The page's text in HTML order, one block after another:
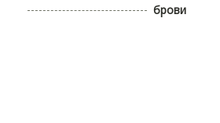
брови